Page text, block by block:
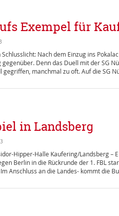
Exempel für
Nach dem Einzug ins
Denn das Duell mit der SG
gegriffen, manchmal zu oft. Auf die SG
in Landsberg
Hipper-Halle Kaufering/Landsberg
Berlin in die Rückrunde der 1. FBL
Anschluss an die Landes- kommt die